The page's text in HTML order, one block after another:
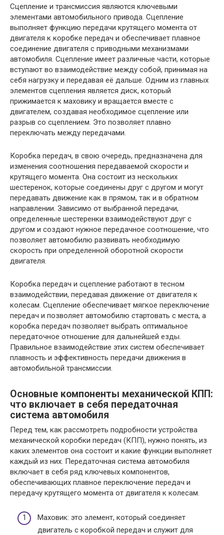
Сцепление и трансмиссия являются ключевыми
элементами автомобильного привода. Сцепление
выполняет функцию передачи крутящего момента от
двигателя к коробке передач и обеспечивает плавное
соединение двигателя с приводными механизмами
автомобиля. Сцепление имеет различные части, которые
вступают во взаимодействие между собой, принимая на
себя нагрузку и передавая её дальше. Одним из главных
элементов сцепления является диск, который
прижимается к маховику и вращается вместе с
двигателем, создавая необходимое сцепление или
разрыв со сцеплением. Это позволяет плавно
переключать между передачами.
Коробка передач, в свою очередь, предназначена для
изменения соотношения передаваемой скорости и
крутящего момента. Она состоит из нескольких
шестеренок, которые соединены друг с другом и могут
передавать движение как в прямом, так и в обратном
направлении. Зависимо от выбранной передачи,
определенные шестеренки взаимодействуют друг с
другом и создают нужное передачное соотношение, что
позволяет автомобилю развивать необходимую
скорость при определенной оборотной скорости
двигателя.
Коробка передач и сцепление работают в тесном
взаимодействии, передавая движение от двигателя к
колесам. Сцепление обеспечивает мягкое переключение
передач и позволяет автомобилю стартовать с места, а
коробка передач позволяет выбрать оптимальное
передаточное отношение для дальнейшей езды.
Правильное взаимодействие этих систем обеспечивает
плавность и эффективность передачи движения в
автомобильной трансмиссии.
Основные компоненты механической КПП:
что включает в себя передаточная
система автомобиля
Перед тем, как рассмотреть подробности устройства
механической коробки передач (КПП), нужно понять, из
каких элементов она состоит и какие функции выполняет
каждый из них. Передаточная система автомобиля
включает в себя ряд ключевых компонентов,
обеспечивающих плавное переключение передач и
передачу крутящего момента от двигателя к колесам.
Маховик: это элемент, который соединяет
двигатель с коробкой передач и служит для